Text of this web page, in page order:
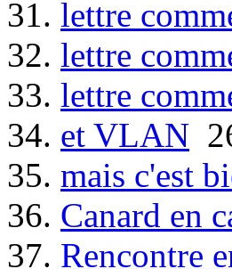
31. lettre
32. lettre
33. lettre
34. et VLAN
35. mais c'est
36. Canard en
37. Rencontre